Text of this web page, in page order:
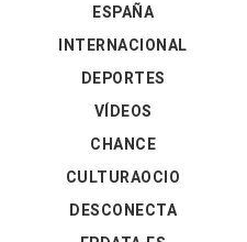
ESPAÑA
INTERNACIONAL
DEPORTES
VÍDEOS
CHANCE
CULTURAOCIO
DESCONECTA